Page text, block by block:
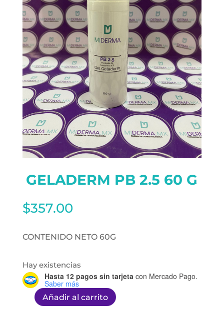
GELADERM PB 2.5 60 G
$357.00
CONTENIDO NETO 60G
Hay existencias
Hasta 12 pagos sin tarjeta con Mercado Pago.
Saber más
GELADERM
Añadir al carrito